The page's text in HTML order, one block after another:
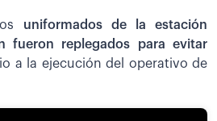
uniformados de la estación
fueron replegados para evitar
a la ejecución del operativo de